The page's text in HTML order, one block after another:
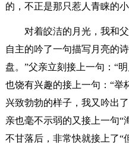
的，不正是那只惹人青睐的
对着皎洁的月光，我和
自主的吟了一句描写月亮的
盘。”父亲立刻接上一句：“
也饶有兴趣的接上一句：“举
兴致勃勃的样子，我又吟出
亲也毫不示弱的又接上一句“
不甘落后，非常快就接上了